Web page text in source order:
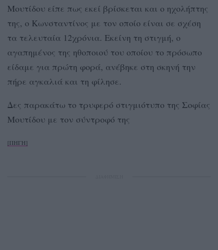
Μουτίδου είπε πως εκεί βρίσκεται και ο ηχολήπτης
της, ο Κωνσταντίνος με τον οποίο είναι σε σχέση
τα τελευταία 12χρόνια. Εκείνη τη στιγμή, ο
αγαπημένος της ηθοποιού του οποίου το πρόσωπο
είδαμε για πρώτη φορά, ανέβηκε στη σκηνή την
πήρε αγκαλιά και τη φίλησε.
Δες παρακάτω το τρυφερό στιγμιότυπο της Σοφίας
Μουτίδου με τον σύντροφό της
[ΠΗΓΗ]